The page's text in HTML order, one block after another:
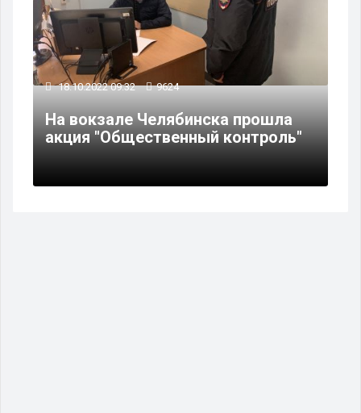
18.10.2022 09:32 9624
На вокзале Челябинска прошла
акция "Общественный контроль"